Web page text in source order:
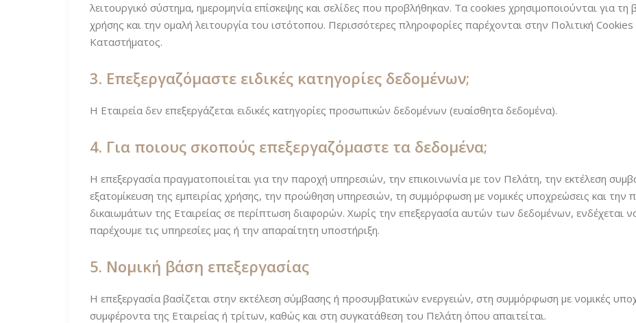
λειτουργικό σύστημα, ημερομηνία επίσκεψης και σελίδες που προβλήθηκαν. Τα cookies χρησιμοποιούνται για τη
χρήσης και την ομαλή λειτουργία του ιστότοπου. Περισσότερες πληροφορίες παρέχονται στην Πολιτική
Καταστήματος.
3. Επεξεργαζόμαστε ειδικές κατηγορίες δεδομένων;
Η Εταιρεία δεν επεξεργάζεται ειδικές κατηγορίες προσωπικών δεδομένων (ευαίσθητα δεδομένα).
4. Για ποιους σκοπούς επεξεργαζόμαστε τα δεδομένα;
Η επεξεργασία πραγματοποιείται για την παροχή υπηρεσιών, την επικοινωνία με τον Πελάτη, την εκτέλεση
εξατομίκευση της εμπειρίας χρήσης, την προώθηση υπηρεσιών, τη συμμόρφωση με νομικές υποχρεώσεις και την
δικαιωμάτων της Εταιρείας σε περίπτωση διαφορών. Χωρίς την επεξεργασία αυτών των δεδομένων, ενδέχεται
παρέχουμε τις υπηρεσίες μας ή την απαραίτητη υποστήριξη.
5. Νομική βάση επεξεργασίας
Η επεξεργασία βασίζεται στην εκτέλεση σύμβασης ή προσυμβατικών ενεργειών, στη συμμόρφωση με νομικές
συμφέροντα της Εταιρείας ή τρίτων, καθώς και στη συγκατάθεση του Πελάτη όπου απαιτείται.